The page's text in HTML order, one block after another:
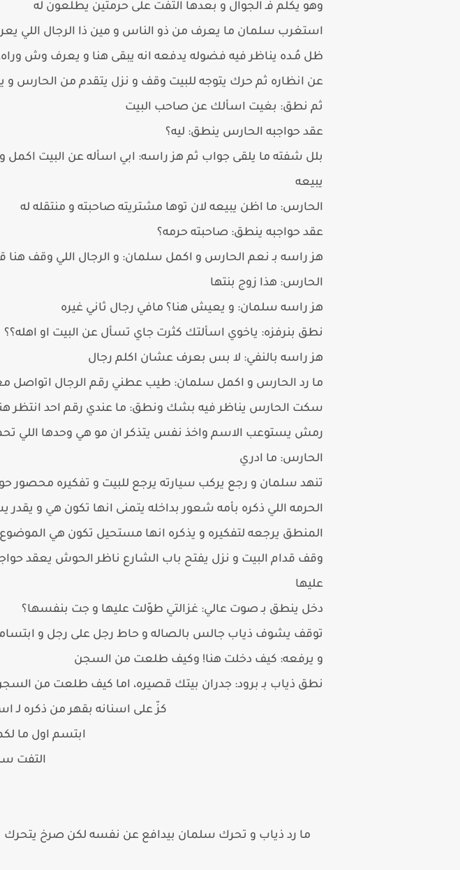
وهو يكلم فـ الجوال و بعدها التفت على حرمتين يطلعون له
استغرب سلمان ما يعرف من ذو الناس و مين ذا الرجال اللي
ظل مُـده يناظر فيه فضوله يدفعه انه يبقى هنا و يعرف وش
عن انظاره ثم حرك يتوجه للبيت وقف و نزل يتقدم من الحارس و
ثم نطق: بغيت اسألك عن صاحب البيت
عقد حواجبه الحارس ينطق: ليه؟
بلل شفته ما يلقى جواب ثم هز راسه: ابي اسأله عن البيت اكمل
يبيعه
الحارس: ما اظن يبيعه لان توها مشتريته صاحبته و منتقله له
عقد حواجبه ينطق: صاحبته حرمه؟
هز راسه بـ نعم الحارس و اكمل سلمان: و الرجال اللي وقف
الحارس: هذا زوج بنتها
هز راسه سلمان: و يعيش هنا؟ مافي رجال ثاني غيره
نطق بنرفزه: ياخوي اسألتك كثرت جاي تسأل عن البيت او اهله؟؟
هز راسه بالنفي: لا بس بعرف عشان اكلم رجال
ما رد الحارس و اكمل سلمان: طيب عطني رقم الرجال اتواصل
سكت الحارس يناظر فيه بشك ونطق: ما عندي رقم احد انتظر
رمش يستوعب الاسم واخذ نفس يتذكر ان مو هي وحدها اللي
الحارس: ما ادري
تنهد سلمان و رجع يركب سيارته يرجع للبيت و تفكيره محصور
الحرمه اللي ذكره بأمه شعور بداخله يتمنى انها تكون هي و
المنطق يرجعه لتفكيره و يذكره انها مستحيل تكون هي
وقف قدام البيت و نزل يفتح باب الشارع ناظر الحوش يعقد
عليها
دخل ينطق بـ صوت عالي: غزالتي طوّلت عليها و جت بنفسها؟
توقف يشوف ذياب جالس بالصاله و حاط رجل على رجل و
و يرفعه: كيف دخلت هنا! وكيف طلعت من السجن
نطق ذياب بـ برود: جدران بيتك قصيره، اما كيف طلعت من
كزّ على اسنانه بقهر من ذكره
ابتسم اول ما
التفت
ما رد ذياب و تحرك سلمان بيدافع عن نفسه لكن صرخ يتحرك